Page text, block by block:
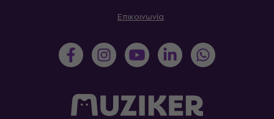
Επικοινωνία